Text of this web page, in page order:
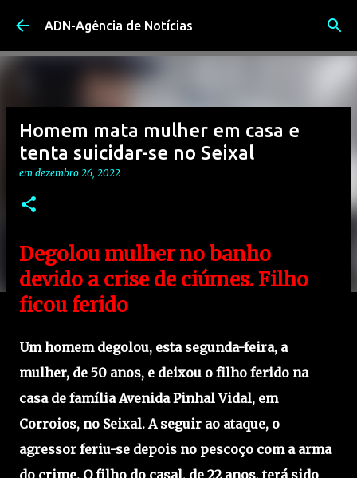
Avançar para o conteúdo principal
ADN-Agência de Notícias
Homem mata mulher em casa e
tenta suicidar-se no Seixal
em dezembro 26, 2022
Degolou mulher no banho
devido a crise de ciúmes. Filho
ficou ferido
Um homem degolou, esta segunda-feira, a
mulher, de 50 anos, e deixou o filho ferido na
casa de família Avenida Pinhal Vidal, em
Corroios, no Seixal. A seguir ao ataque, o
agressor feriu-se depois no pescoço com a arma
do crime. O filho do casal, de 22 anos, terá sido